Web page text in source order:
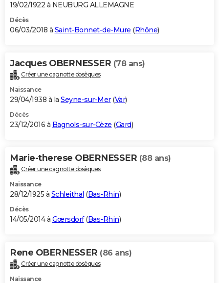
19/02/1922 à NEUBURG ALLEMAGNE
Décès
06/03/2018 à Saint-Bonnet-de-Mure (Rhône)
Jacques OBERNESSER (78 ans)
Créer une cagnotte obsèques
Naissance
29/04/1938 à la Seyne-sur-Mer(Var)
Décès
23/12/2016 à Bagnols-sur-Cèze (Gard)
Marie-therese OBERNESSER (88 ans)
Créer une cagnotte obsèques
Naissance
28/12/1925 à Schleithal (Bas-Rhin)
Décès
14/05/2014 à Gœrsdorf(Bas-Rhin)
Rene OBERNESSER (86 ans)
Créer une cagnotte obsèques
Naissance